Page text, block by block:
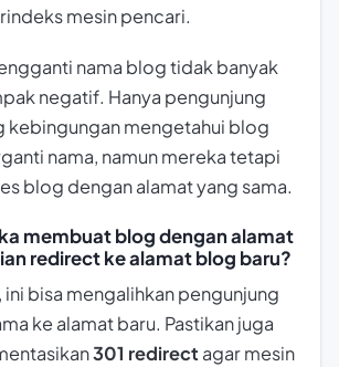
mesin pencari.
nama blog tidak banyak
negatif. Hanya pengunjung
kebingungan mengetahui blog
nama, namun mereka tetapi
blog dengan alamat yang sama.
membuat blog dengan alamat
redirect ke alamat blog baru?
ini bisa mengalihkan pengunjung
ke alamat baru. Pastikan juga
301 redirect agar mesin